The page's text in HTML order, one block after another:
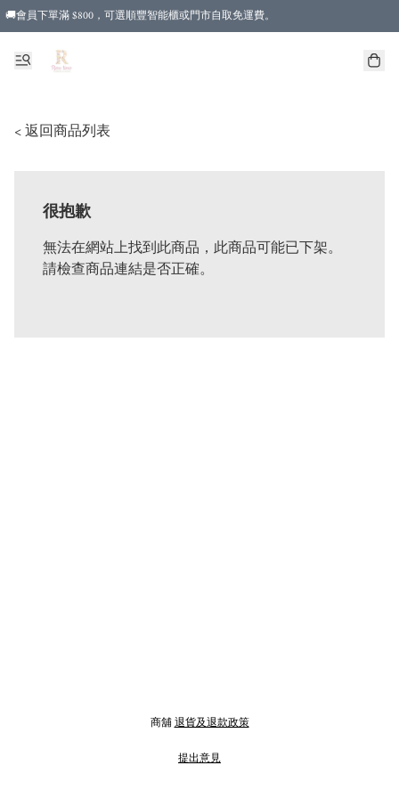
🚚會員下單滿 $800，可選順豐智能櫃或門市自取免運費。
< 返回商品列表
很抱歉
無法在網站上找到此商品，此商品可能已下架。
請檢查商品連結是否正確。
商舖 退貨及退款政策
提出意見